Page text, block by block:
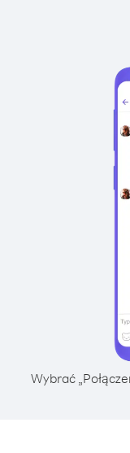
Wybrać